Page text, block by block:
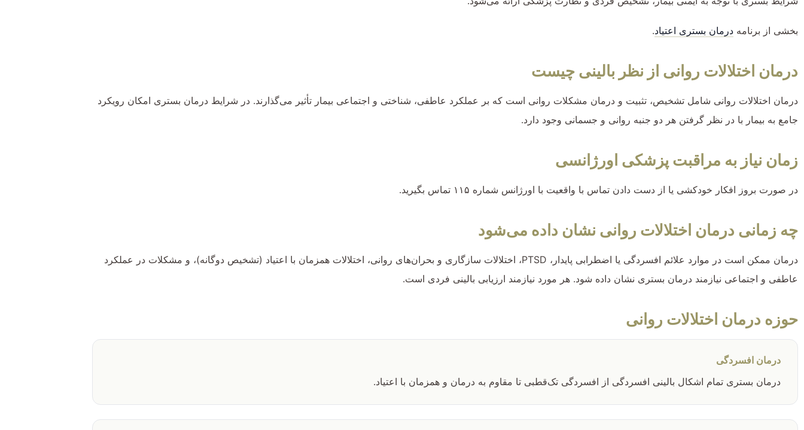
بخشی از برنامه درمان بستری اعتیاد.
درمان اختلالات روانی از نظر بالینی چیست
درمان اختلالات روانی شامل تشخیص، تثبیت و درمان مشکلات روانی است که بر عملکرد عاطفی، شناختی و اجتماعی بیمار تأثیر می‌گذارند. در شرایط درمان بستری امکان رویکرد
جامع به بیمار با در نظر گرفتن هر دو جنبه روانی و جسمانی وجود دارد.
زمان نیاز به مراقبت پزشکی اورژانسی
در صورت بروز افکار خودکشی یا از دست دادن تماس با واقعیت با اورژانس شماره ۱۱۵ تماس بگیرید.
چه زمانی درمان اختلالات روانی نشان داده می‌شود
درمان ممکن است در موارد علائم افسردگی یا اضطرابی پایدار، PTSD، اختلالات سازگاری و بحران‌های روانی، اختلالات همزمان با اعتیاد (تشخیص دوگانه)، و مشکلات در عملکرد
عاطفی و اجتماعی نیازمند درمان بستری نشان داده شود. هر مورد نیازمند ارزیابی بالینی فردی است.
حوزه درمان اختلالات روانی
درمان افسردگی
درمان بستری تمام اشکال بالینی افسردگی از افسردگی تک‌قطبی تا مقاوم به درمان و همزمان با اعتیاد.